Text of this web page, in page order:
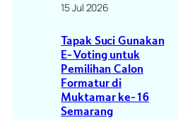
15 Jul 2026
Tapak Suci Gunakan
E-Voting untuk
Pemilihan Calon
Formatur di
Muktamar ke-16
Semarang